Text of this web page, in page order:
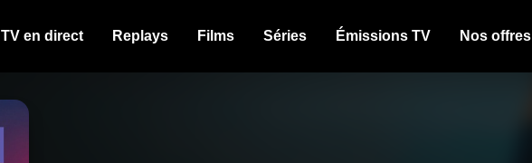
TV en direct Replays Films Séries Émissions TV Nos offres